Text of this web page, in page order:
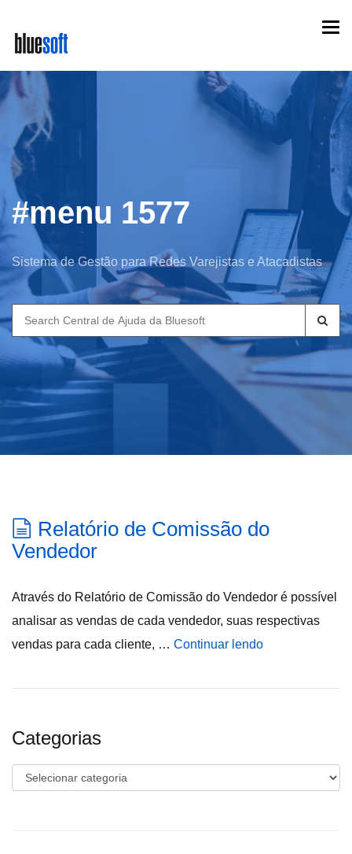
main
content
#menu 1577
Sistema de Gestão para Redes Varejistas e Atacadistas
Search
for:
Relatório de Comissão do
Vendedor
Através do Relatório de Comissão do Vendedor é possível
analisar as vendas de cada vendedor, suas respectivas
vendas para cada cliente, … Continuar lendo
Categorias
Categorias